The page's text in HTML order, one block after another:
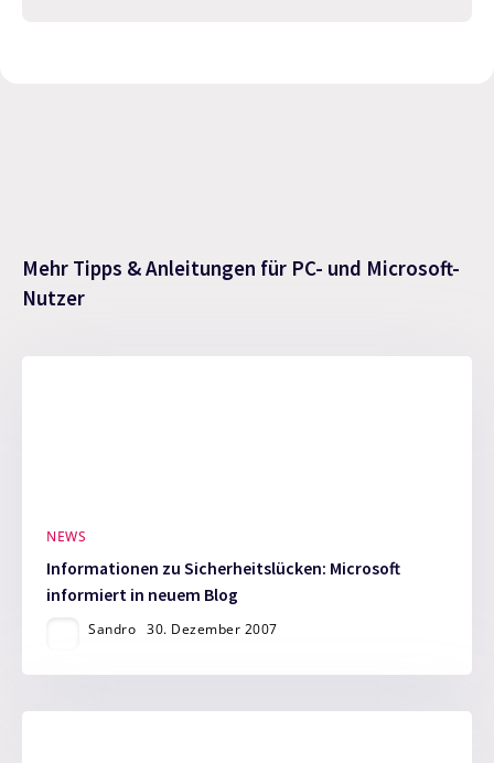
Mehr Tipps & Anleitungen für PC- und Microsoft-
Nutzer
NEWS
Informationen zu Sicherheitslücken: Microsoft
informiert in neuem Blog
Sandro 30. Dezember 2007